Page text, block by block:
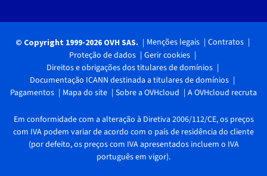
© Copyright 1999-2026 OVH SAS. Menções legais
Contratos
Proteção de dados
Gerir cookies
Direitos e obrigações dos titulares de domínios
Documentação ICANN destinada a titulares de domínios
Pagamentos
Mapa do site Sobre a OVHcloud A OVHcloud recruta
Em conformidade com a alteração à Diretiva 2006/112/CE, os preços
com IVA podem variar de acordo com o país de residência do cliente
(por defeito, os preços com IVA apresentados incluem o IVA
português em vigor).